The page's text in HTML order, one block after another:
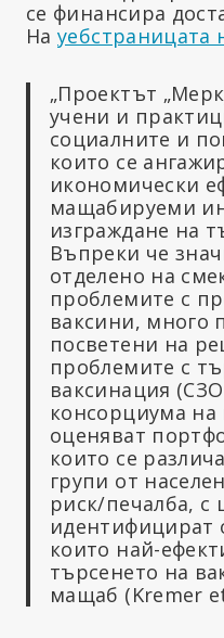
се финансира
Науебстраницата
„Проектът
учени и
социалните и
които се
икономически
мащабируеми
изграждане на
Въпреки че
отделено на
проблемите с
ваксини, много
посветени на
проблемите с
ваксинация
консорциума на
оценяват
които се
групи от
риск/печалба, с
идентифицират
които най-
търсенето на
мащаб (Kremer